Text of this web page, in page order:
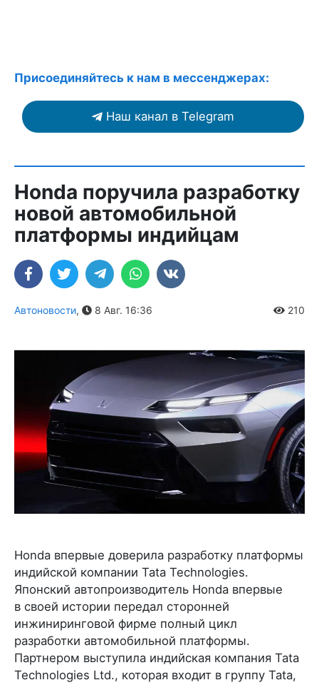
Присоединяйтесь к нам в мессенджерах:
Наш канал в Telegram
Honda поручила разработку
новой автомобильной
платформы индийцам
Автоновости, 8 Авг. 16:36 210
Honda впервые доверила разработку платформы
индийской компании Tata Technologies.
Японский автопроизводитель Honda впервые
в своей истории передал сторонней
инжиниринговой фирме полный цикл
разработки автомобильной платформы.
Партнером выступила индийская компания Tata
Technologies Ltd., которая входит в группу Tata,